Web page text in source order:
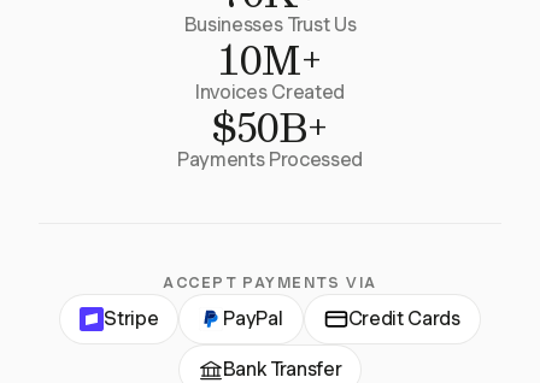
Businesses Trust Us
10M+
Invoices Created
$50B+
Payments Processed
ACCEPT PAYMENTS VIA
Stripe PayPal Credit Cards
Bank Transfer